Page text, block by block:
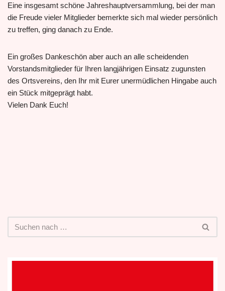
Eine insgesamt schöne Jahreshauptversammlung, bei der man
die Freude vieler Mitglieder bemerkte sich mal wieder persönlich
zu treffen, ging danach zu Ende.
Ein großes Dankeschön aber auch an alle scheidenden
Vorstandsmitglieder für Ihren langjährigen Einsatz zugunsten
des Ortsvereins, den Ihr mit Eurer unermüdlichen Hingabe auch
ein Stück mitgeprägt habt.
Vielen Dank Euch!